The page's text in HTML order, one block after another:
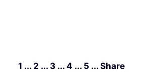
1 ... 2 ... 3 ... 4 ... 5 ... Share